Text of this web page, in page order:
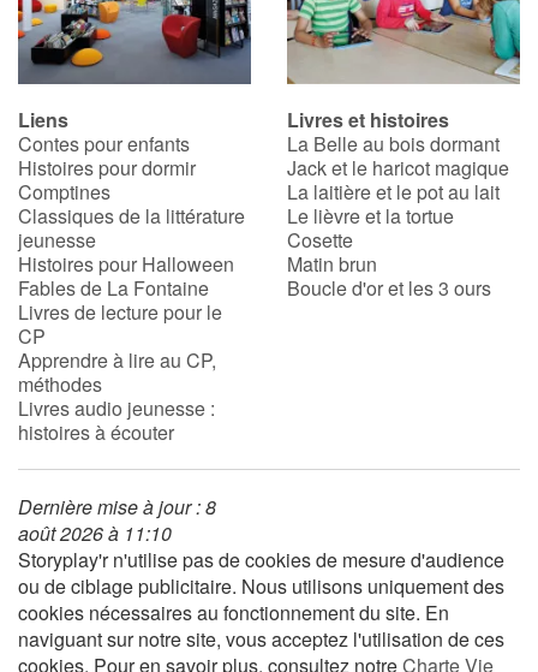
Apprendre à lire
Livre audio
Activités et ateliers
Apprendre les langues
Dyslexie, troubles de la lecture
Nos listes de lecture
Les plus lus
Coups de coeur
Liens
Contes pour enfants
Histoires pour dormir
Comptines
Classiques de la littérature
jeunesse
Histoires pour Halloween
Fables de La Fontaine
Livres de lecture pour le
CP
Apprendre à lire au CP,
méthodes
Livres audio jeunesse :
histoires à écouter
Livres et histoires
La Belle au bois dormant
Jack et le haricot magique
La laitière et le pot au lait
Le lièvre et la tortue
Cosette
Matin brun
Boucle d'or et les 3 ours
Dernière mise à jour : 8
août 2026 à 11:10
Storyplay'r n'utilise pas de cookies de mesure d'audience
ou de ciblage publicitaire. Nous utilisons uniquement des
cookies nécessaires au fonctionnement du site. En
naviguant sur notre site, vous acceptez l'utilisation de ces
cookies. Pour en savoir plus, consultez notreCharte Vie